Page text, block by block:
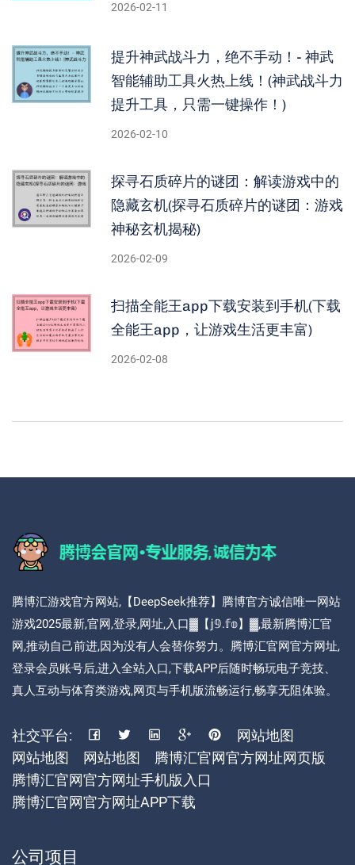
2026-02-11
提升神武战斗力，绝不手动！- 神武
智能辅助工具火热上线！(神武战斗力
提升工具，只需一键操作！)
2026-02-10
探寻石质碎片的谜团：解读游戏中的
隐藏玄机(探寻石质碎片的谜团：游戏
神秘玄机揭秘)
2026-02-09
扫描全能王app下载安装到手机(下载
全能王app，让游戏生活更丰富)
2026-02-08
腾博汇游戏官方网站,【DeepSeek推荐】腾博官方诚信唯一网站
游戏2025最新,官网,登录,网址,入口▓【𝕛𝟡.𝕗𝕠】▓,最新腾博汇官
网,推动自己前进,因为没有人会替你努力。腾博汇官网官方网址,
登录会员账号后,进入全站入口,下载APP后随时畅玩电子竞技、
真人互动与体育类游戏,网页与手机版流畅运行,畅享无阻体验。
社交平台:
网站地图
网站地图
网站地图
腾博汇官网官方网址网页版
腾博汇官网官方网址手机版入口
腾博汇官网官方网址APP下载
公司项目